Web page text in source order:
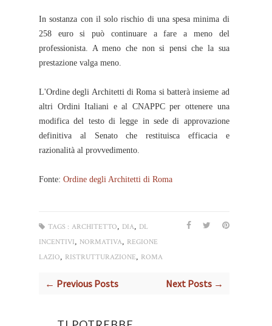
In sostanza con il solo rischio di una spesa minima di
258 euro si può continuare a fare a meno del
professionista. A meno che non si pensi che la sua
prestazione valga meno.
L'Ordine degli Architetti di Roma si batterà insieme ad
altri Ordini Italiani e al CNAPPC per ottenere una
modifica del testo di legge in sede di approvazione
definitiva al Senato che restituisca efficacia e
razionalità al provvedimento.
Fonte: Ordine degli Architetti di Roma
TAGS : ARCHITETTO, DIA, DL
INCENTIVI, NORMATIVA, REGIONE
LAZIO, RISTRUTTURAZIONE, ROMA
← Previous Posts Next Posts →